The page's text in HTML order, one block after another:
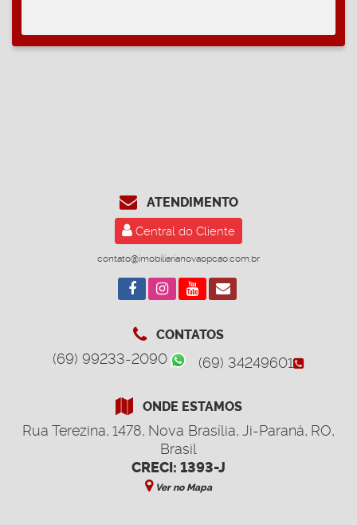
ATENDIMENTO
Central do Cliente
contato@imobiliarianovaopcao.com.br
CONTATOS
(69) 99233-2090 (69) 34249601
ONDE ESTAMOS
Rua Terezina, 1478, Nova Brasília, Ji-Paraná, RO,
Brasil
CRECI: 1393-J
Ver no Mapa